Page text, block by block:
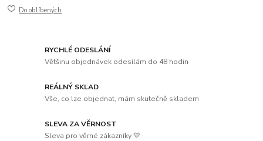
Do oblíbených
RYCHLÉ ODESLÁNÍ
Většinu objednávek odesílám do 48 hodin
REÁLNÝ SKLAD
Vše, co lze objednat, mám skutečně skladem
SLEVA ZA VĚRNOST
Sleva pro věrné zákazníky 💛